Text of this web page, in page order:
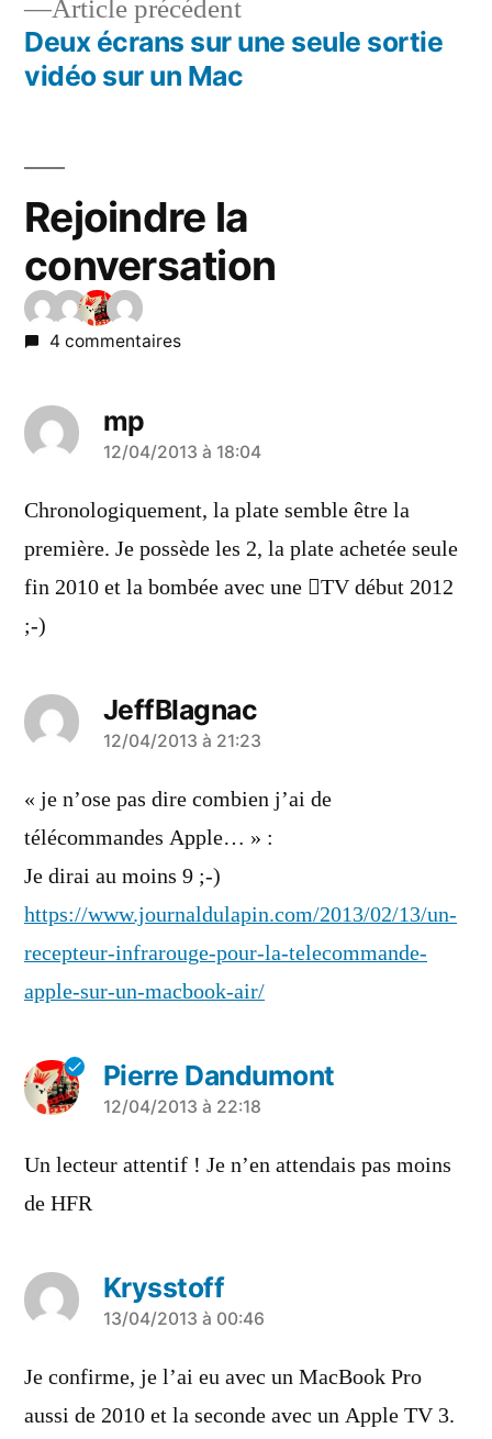
l’article
Article précédentArticle
précédent :
Deux écrans sur une seule sortie
vidéo sur un Mac
Rejoindre la
conversation
4 commentaires
mp
a
dit :
12/04/2013 à 18:04
Chronologiquement, la plate semble être la
première. Je possède les 2, la plate achetée seule
fin 2010 et la bombée avec une TV début 2012
;-)
JeffBlagnac
a
dit :
12/04/2013 à 21:23
« je n’ose pas dire combien j’ai de
télécommandes Apple… » :
Je dirai au moins 9 ;-)
https://www.journaldulapin.com/2013/02/13/un-
recepteur-infrarouge-pour-la-telecommande-
apple-sur-un-macbook-air/
Pierre Dandumont
a
dit :
12/04/2013 à 22:18
Un lecteur attentif ! Je n’en attendais pas moins
de HFR
Krysstoff
a
dit :
13/04/2013 à 00:46
Je confirme, je l’ai eu avec un MacBook Pro
aussi de 2010 et la seconde avec un Apple TV 3.